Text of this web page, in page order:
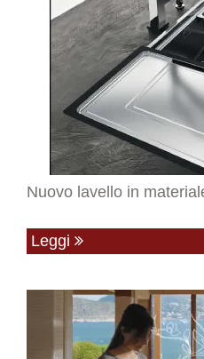
Nuovo lavello in
Leggi